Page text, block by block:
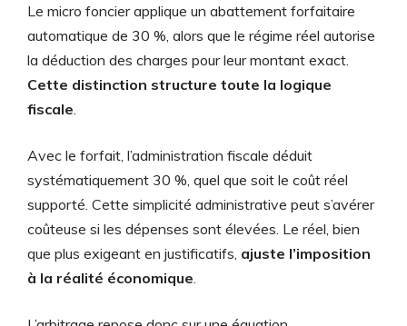
Le micro foncier applique un abattement forfaitaire
automatique de 30 %, alors que le régime réel autorise
la déduction des charges pour leur montant exact.
Cette distinction structure toute la logique
fiscale.
Avec le forfait, l’administration fiscale déduit
systématiquement 30 %, quel que soit le coût réel
supporté. Cette simplicité administrative peut s’avérer
coûteuse si les dépenses sont élevées. Le réel, bien
que plus exigeant en justificatifs, ajuste l’imposition
à la réalité économique.